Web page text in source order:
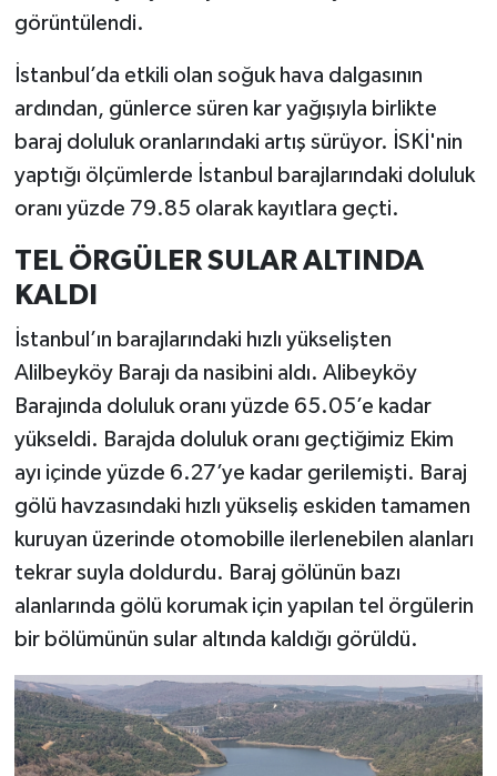
görüntülendi.
İstanbul’da etkili olan soğuk hava dalgasının
ardından, günlerce süren kar yağışıyla birlikte
baraj doluluk oranlarındaki artış sürüyor. İSKİ'nin
yaptığı ölçümlerde İstanbul barajlarındaki doluluk
oranı yüzde 79.85 olarak kayıtlara geçti.
TEL ÖRGÜLER SULAR ALTINDA
KALDI
İstanbul’ın barajlarındaki hızlı yükselişten
Alilbeyköy Barajı da nasibini aldı. Alibeyköy
Barajında doluluk oranı yüzde 65.05’e kadar
yükseldi. Barajda doluluk oranı geçtiğimiz Ekim
ayı içinde yüzde 6.27’ye kadar gerilemişti. Baraj
gölü havzasındaki hızlı yükseliş eskiden tamamen
kuruyan üzerinde otomobille ilerlenebilen alanları
tekrar suyla doldurdu. Baraj gölünün bazı
alanlarında gölü korumak için yapılan tel örgülerin
bir bölümünün sular altında kaldığı görüldü.